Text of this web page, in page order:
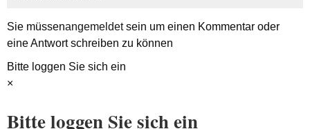
Sie müssenangemeldetsein um einen Kommentar oder
eine Antwort schreiben zu können
Bitte loggen Sie sich ein
×
Bitte loggen Sie sich ein